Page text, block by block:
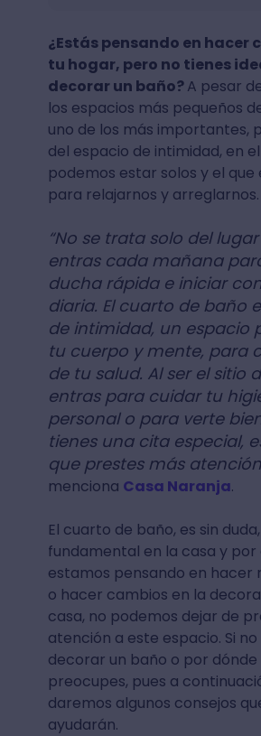
¿Estás pensando en hacer
tu hogar, pero no tienes
decorar un baño?A pesar
los espacios más pequeños
uno de los más importantes,
del espacio de intimidad, en
podemos estar solos y el
para relajarnos y arreglarnos.
“No se trata solo del
entras cada mañana
ducha rápida e iniciar
diaria. El cuarto de baño
de intimidad, un espacio
tu cuerpo y mente, para
de tu salud. Al ser el sitio
entras para cuidar tu
personal o para verte
tienes una cita especial,
que prestes más atención
menciona Casa Naranja.
El cuarto de baño, es sin
fundamental en la casa y por
estamos pensando en hacer
o hacer cambios en la
casa, no podemos dejar de
atención a este espacio. Si
decorar un baño o por dónde
preocupes, pues a
daremos algunos consejos
ayudarán.